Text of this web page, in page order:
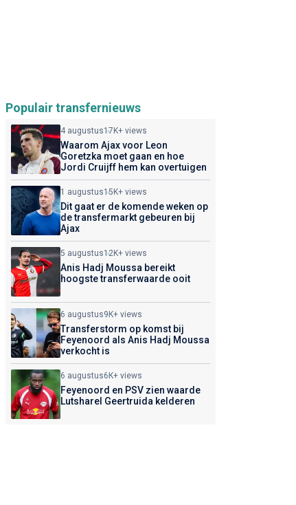
Populair transfernieuws
4 augustus17K+ views
Waarom Ajax voor Leon
Goretzka moet gaan en hoe
Jordi Cruijff hem kan overtuigen
1 augustus15K+ views
Dit gaat er de komende weken op
de transfermarkt gebeuren bij
Ajax
5 augustus12K+ views
Anis Hadj Moussa bereikt
hoogste transferwaarde ooit
6 augustus9K+ views
Transferstorm op komst bij
Feyenoord als Anis Hadj Moussa
verkocht is
6 augustus6K+ views
Feyenoord en PSV zien waarde
Lutsharel Geertruida kelderen